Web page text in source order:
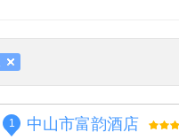
1 中山市富韵酒店